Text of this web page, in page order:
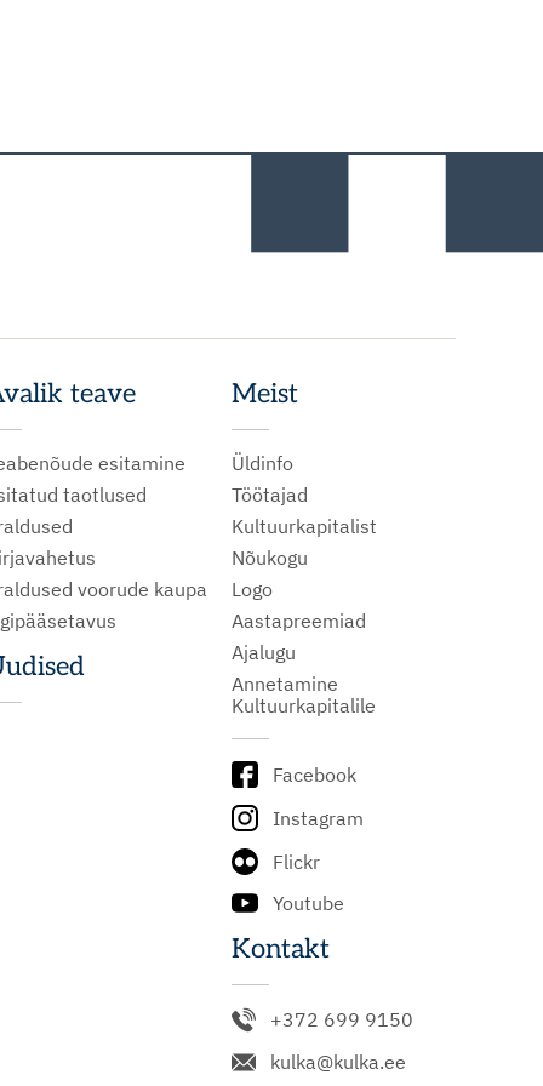
teave
esitamine
taotlused
voorude kaupa
Meist
Üldinfo
Töötajad
Kultuurkapitalist
Nõukogu
Logo
Aastapreemiad
Ajalugu
Annetamine
Kultuurkapitalile
Facebook
Instagram
Flickr
Youtube
Kontakt
+372 699 9150
kulka@kulka.ee